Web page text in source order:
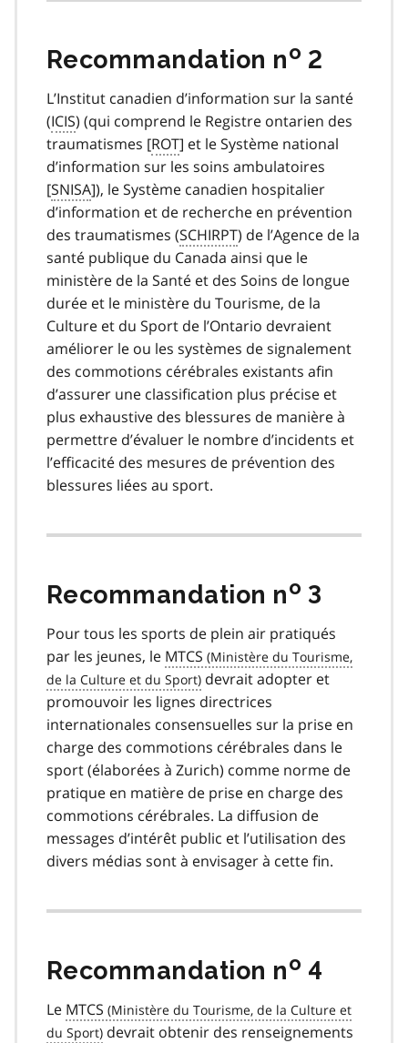
Recommandation no 2
L’Institut canadien d’information sur la santé
(ICIS) (qui comprend le Registre ontarien des
traumatismes [ROT] et le Système national
d’information sur les soins ambulatoires
[SNISA]), le Système canadien hospitalier
d’information et de recherche en prévention
des traumatismes (SCHIRPT) de l’Agence de la
santé publique du Canada ainsi que le
ministère de la Santé et des Soins de longue
durée et le ministère du Tourisme, de la
Culture et du Sport de l’Ontario devraient
améliorer le ou les systèmes de signalement
des commotions cérébrales existants afin
d’assurer une classification plus précise et
plus exhaustive des blessures de manière à
permettre d’évaluer le nombre d’incidents et
l’efficacité des mesures de prévention des
blessures liées au sport.
Recommandation no 3
Pour tous les sports de plein air pratiqués
par les jeunes, le MTCS
devrait adopter et
promouvoir les lignes directrices
internationales consensuelles sur la prise en
charge des commotions cérébrales dans le
sport (élaborées à Zurich) comme norme de
pratique en matière de prise en charge des
commotions cérébrales. La diffusion de
messages d’intérêt public et l’utilisation des
divers médias sont à envisager à cette fin.
Recommandation no 4
Le MTCS
devrait obtenir des renseignements